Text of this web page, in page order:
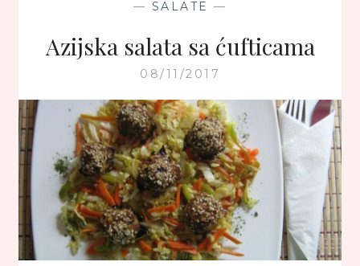
— SALATE —
Azijska salata sa ćufticama
08/11/2017